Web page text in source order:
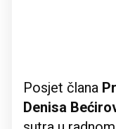
Posjet člana
Denisa